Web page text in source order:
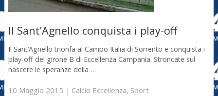
Il Sant’Agnello conquista i play-off
Il Sant’Agnello trionfa al Campo Italia di Sorrento e conquista i
play-off del girone B di Eccellenza Campania. Stroncate sul
nascere le speranze della …
10 Maggio 2015 | Calcio Eccellenza, Sport